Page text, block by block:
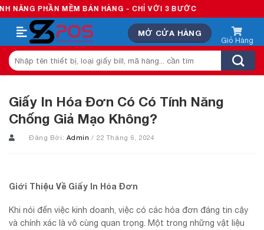
Skip
to
content
MỀM BÁN HÀNG - CHỈ VỚI 3 BƯỚC
MỞ CỬA HÀNG
Tìm
kiếm:
Giấy In Hóa Đơn Có Có Tính Năng
Chống Giả Mạo Không?
Đăng Bởi: Admin/ 22 Tháng 6, 2024
Giới Thiệu Về Giấy In Hóa Đơn
Khi nói đến việc kinh doanh, việc có các hóa đơn đáng tin cậy
và chính xác là vô cùng quan trọng. Một trong những vật liệu